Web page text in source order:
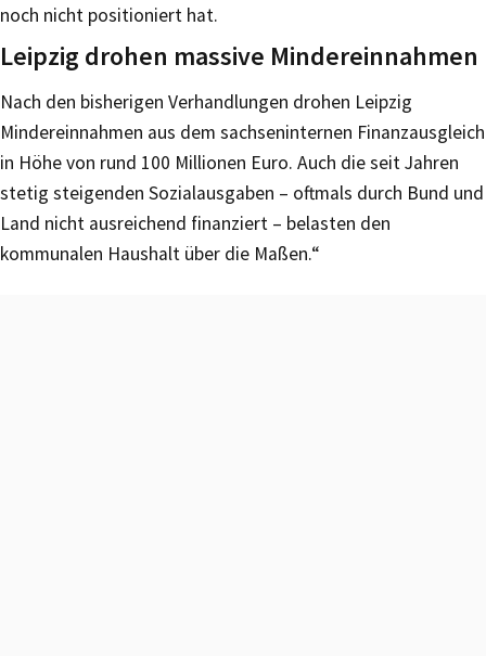
noch nicht positioniert hat.
Leipzig drohen massive Mindereinnahmen
Nach den bisherigen Verhandlungen drohen Leipzig
Mindereinnahmen aus dem sachseninternen Finanzausgleich
in Höhe von rund 100 Millionen Euro. Auch die seit Jahren
stetig steigenden Sozialausgaben – oftmals durch Bund und
Land nicht ausreichend finanziert – belasten den
kommunalen Haushalt über die Maßen.“